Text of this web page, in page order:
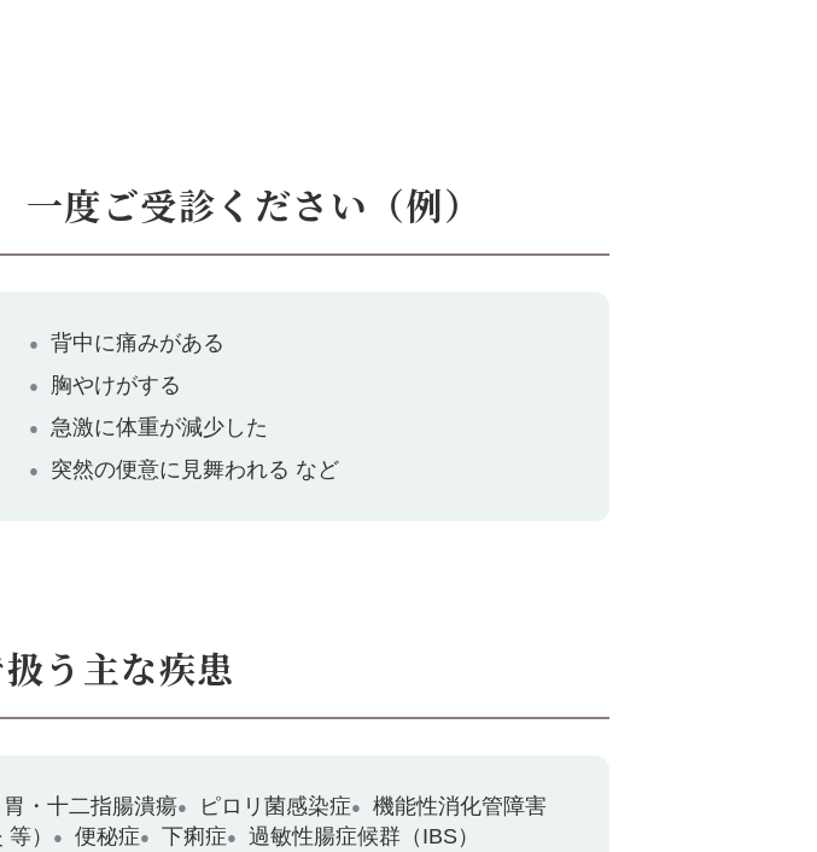
一度ご受診ください（例）
背中に痛みがある
胸やけがする
急激に体重が減少した
突然の便意に見舞われる など
う主な疾患
胃・十二指腸潰瘍 ピロリ菌感染症
機能性消化管障害
） 便秘症 下痢症
過敏性腸症候群（IBS）